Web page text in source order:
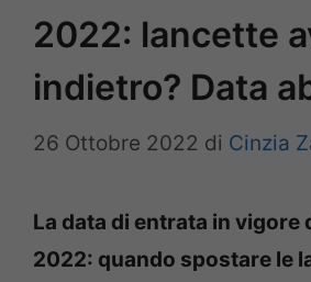
2022: lancette
indietro? Data
26 Ottobre 2022 di Cinzia
La data di entrata in vigore
2022: quando spostare le